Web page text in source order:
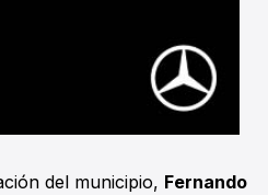
del municipio, Fernando